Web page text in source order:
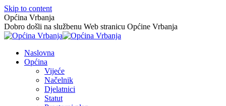
Skip to content
Općina Vrbanja
Dobro došli na službenu Web stranicu Općine Vrbanja
Naslovna
Općina
Vijeće
Načelnik
Djelatnici
Statut